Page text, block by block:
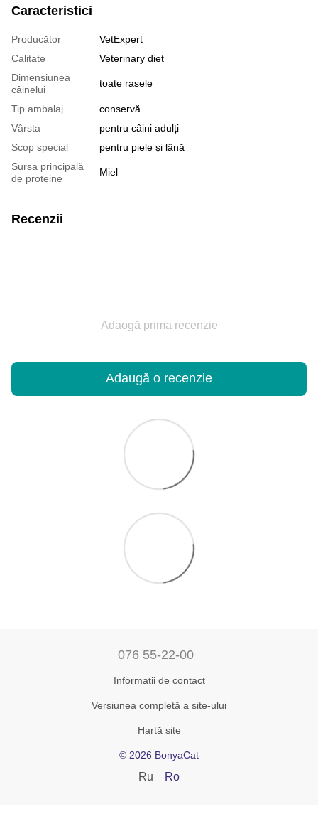
Caracteristici
Producător
VetExpert
Calitate
Veterinary diet
Dimensiunea
câinelui
toate rasele
Tip ambalaj
conservă
Vârsta
pentru câini adulți
Scop special
pentru piele și lână
Sursa principală
de proteine
Miel
Recenzii
Adaogă prima recenzie
Adaugă o recenzie
076 55-22-00
Informații de contact
Versiunea completă a site-ului
Hartă site
© 2026 BonyaCat
Ru Ro